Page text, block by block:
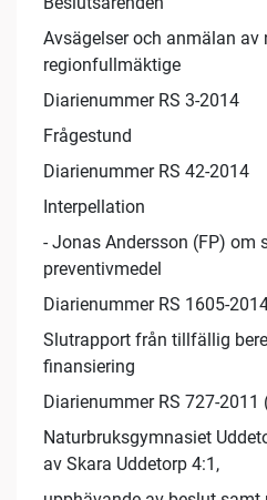
Avsägelser och anmälan av
regionfullmäktige
Diarienummer RS 3-2014
Frågestund
Diarienummer RS 42-2014
Interpellation
- Jonas Andersson (FP) om
preventivmedel
Diarienummer RS 1605-
Slutrapport från tillfällig
finansiering
Diarienummer RS 727-2011
Naturbruksgymnasiet
av Skara Uddetorp 4:1,